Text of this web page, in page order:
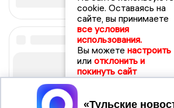
cookie. Оставаясь на
сайте, вы принимаете
все условия
использования.
Вы можете настроить
или отклонить и
покинуть сайт
Принять